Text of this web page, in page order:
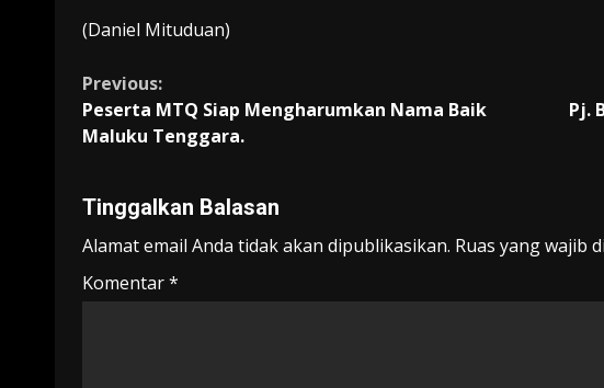
(Daniel Mituduan)
Continue
Reading
Previous:
Peserta MTQ Siap Mengharumkan Nama Baik
Maluku Tenggara.
Pj.
Tinggalkan Balasan
Alamat email Anda tidak akan dipublikasikan. Ruas yang wajib
Komentar*